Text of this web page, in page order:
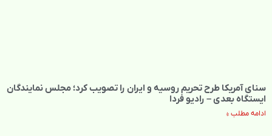
سنای آمریکا طرح تحریم روسیه و ایران را تصویب کرد؛ مجلس نمایندگان
ایستگاه بعدی – رادیو فردا
ادامه مطلب »